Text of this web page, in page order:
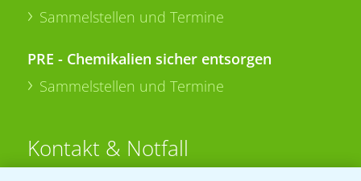
Sammelstellen und Termine
PRE - Chemikalien sicher entsorgen
Sammelstellen und Termine
Kontakt & Notfall